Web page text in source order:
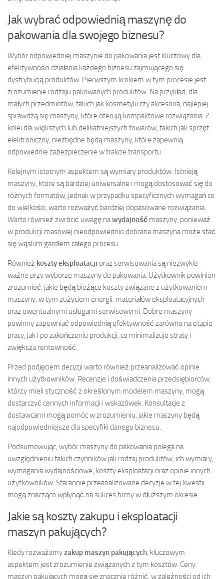
Jak wybrać odpowiednią maszynę do
pakowania dla swojego biznesu?
Wybór odpowiedniej maszynie do pakowania jest kluczowy dla
efektywności działania każdego biznesu zajmującego się
dystrybucją produktów. Pierwszym krokiem w tym procesie jest
zrozumienie rodzaju pakowanych produktów. Na przykład, dla
małych przedmiotów, takich jak kosmetyki czy akcesoria, najlepiej
sprawdzą się maszyny, które oferują kompaktowe rozwiązania. Z
kolei dla większych lub delikatniejszych towarów, takich jak sprzęt
elektroniczny, niezbędne będą maszyny, które zapewnią
odpowiednie zabezpieczenie w trakcie transportu.
Kolejnym istotnym aspektem są wymiary produktów. Istnieją
maszyny, które są bardziej uniwersalne i mogą dostosować się do
różnych formatów, jednak w przypadku specyficznych wymagań co
do wielkości, warto rozważyć bardziej dopasowane rozwiązania.
Warto również zwrócić uwagę nawydajność maszyny, ponieważ
w produkcji masowej nieodpowiednio dobrana maszyna może stać
się wąskim gardłem całego procesu.
Również koszty eksploatacji oraz serwisowania są niezwykle
ważne przy wyborze maszyny do pakowania. Użytkownik powinien
zrozumieć, jakie będą bieżące koszty związane z użytkowaniem
maszyny, w tym zużyciem energii, materiałów eksploatacyjnych
oraz ewentualnymi usługami serwisowymi. Dobre maszyny
powinny zapewniać odpowiednią efektywność zarówno na etapie
pracy, jak i po zakończeniu produkcji, co minimalizuje straty i
zwiększa rentowność.
Przed podjęciem decyzji warto również przeanalizować opinie
innych użytkowników. Recenzje i doświadczenia przedsiębiorców,
którzy mieli styczność z określonym modelem maszyny, mogą
dostarczyć cennych informacji i wskazówek. Konsultacje z
dostawcami mogą pomóc w zrozumieniu, jakie maszyny będą
najodpowiedniejsze dla specyfiki danego biznesu.
Podsumowując, wybór maszyny do pakowania polega na
uwzględnieniu takich czynników jak rodzaj produktów, ich wymiary,
wymagania wydajnościowe, koszty eksploatacji oraz opinie innych
użytkowników. Starannie przeanalizowane decyzje w tej kwestii
mogą znacząco wpłynąć na sukces firmy w dłuższym okresie.
Jakie są koszty zakupu i eksploatacji
maszyn pakujących?
Kiedy rozważamyzakup maszyn pakujących, kluczowym
aspektem jest zrozumienie związanych z tym kosztów. Ceny
maszyn pakujących mogą się znacznie różnić, w zależności od ich